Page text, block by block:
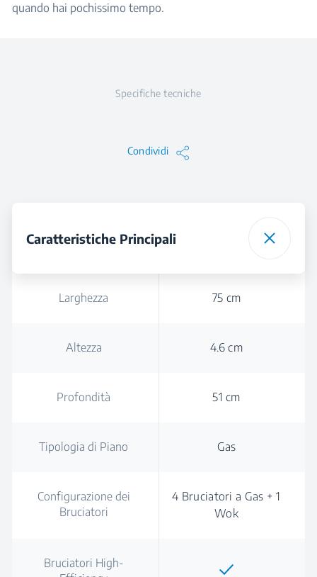
quando hai pochissimo tempo.
Specifiche tecniche
Condividi
Caratteristiche Principali
Larghezza 75 cm
Altezza 4.6 cm
Profondità 51 cm
Tipologia di Piano Gas
Configurazione dei
Bruciatori
4 Bruciatori a Gas + 1
Wok
Bruciatori High-